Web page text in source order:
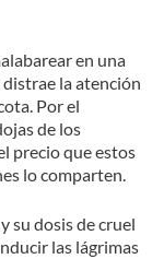
en una
la atención
Por el
de los
precio que estos
lo comparten.
su dosis de cruel
las lágrimas